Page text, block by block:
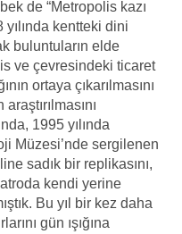
de “Metropolis kazı
yılında kentteki dini
buluntuların elde
ve çevresindeki ticaret
ortaya çıkarılmasını
1995 yılında
Müzesi’nde sergilenen
sadık bir replikasını,
kendi yerine
Bu yıl bir kez daha
gün ışığına